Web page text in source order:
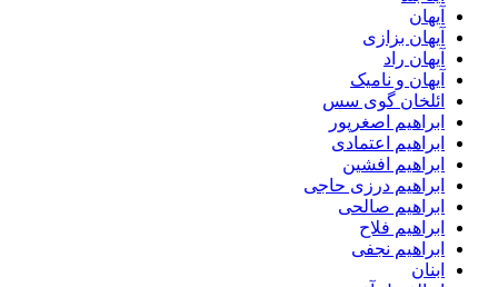
آیهان
آیهان بزازی
آیهان راد
آیهان و نامیک
ائلخان گوی سس
ابراهیم اصغرپور
ابراهیم اعتمادی
ابراهیم افشین
ابراهیم درزی حاجی
ابراهیم صالحی
ابراهیم فلاح
ابراهیم نجفی
ابنان